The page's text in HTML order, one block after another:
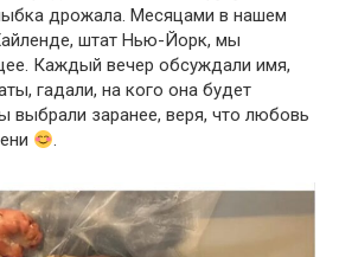
дрожала. Месяцами в нашем
штат Нью-Йорк, мы
Каждый вечер обсуждали имя,
гадали, на кого она будет
заранее, веря, что любовь
.